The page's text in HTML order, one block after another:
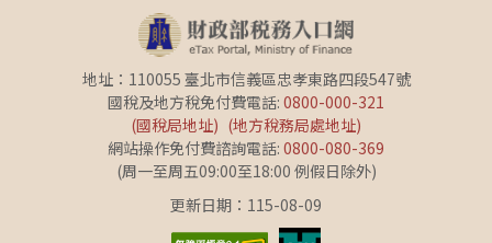
地址：110055 臺北市信義區忠孝東路四段547號
國稅及地方稅免付費電話: 0800-000-321
(國稅局地址) (地方稅務局處地址)
網站操作免付費諮詢電話: 0800-080-369
(周一至周五09:00至18:00 例假日除外)
更新日期：115-08-09